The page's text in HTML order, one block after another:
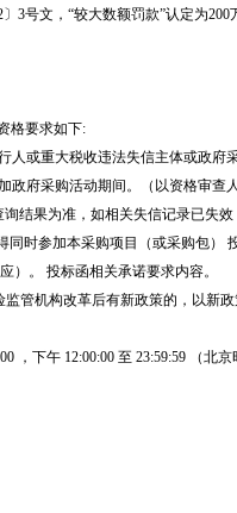
3号文，“较大数额罚款”认定为
格要求如下:
人或重大税收违法失信主体或政
政府采购活动期间。（以资格审
询结果为准，如相关失信记录已失
时参加本采购项目（或采购包）
）。 投标函相关承诺要求内容。
管机构改革后有新政策的，以新
，下午 12:00:00 至 23:59:59
（北